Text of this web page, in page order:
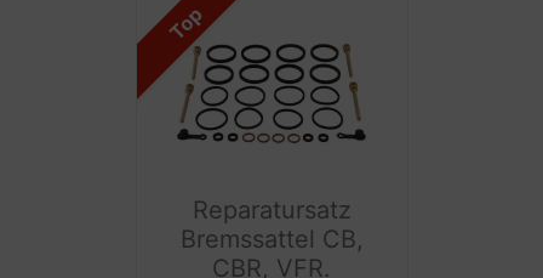
Top
Reparatursatz
Bremssattel CB,
CBR, VFR.